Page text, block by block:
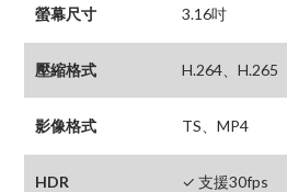
螢幕尺寸 3.16吋
壓縮格式 H.264、H.265
影像格式 TS、MP4
HDR ✓ 支援30fps